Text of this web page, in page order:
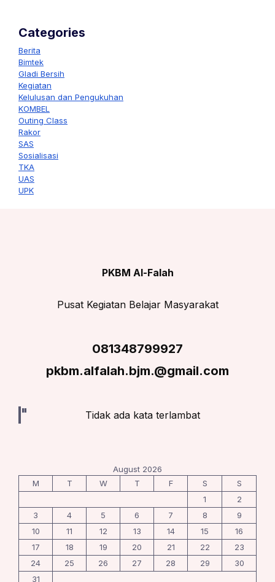
Categories
Berita
Bimtek
Gladi Bersih
Kegiatan
Kelulusan dan Pengukuhan
KOMBEL
Outing Class
Rakor
SAS
Sosialisasi
TKA
UAS
UPK
PKBM Al-Falah
Pusat Kegiatan Belajar Masyarakat
081348799927
pkbm.alfalah.bjm.@gmail.com
Tidak ada kata terlambat
August 2026
M
T W T F S
S
1
2
3
4 5 6 7 8
9
10
11 12 13 14 15
16
17
18 19 20 21 22
23
24
25 26 27 28 29
30
31